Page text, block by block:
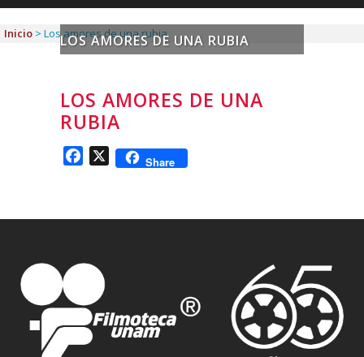
LOS AMORES DE UNA RUBIA
Inicio > Los amores de una rubia
LOS AMORES DE UNA
RUBIA
Facebook
X Share